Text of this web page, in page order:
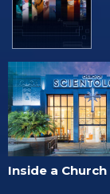
Inside a Church